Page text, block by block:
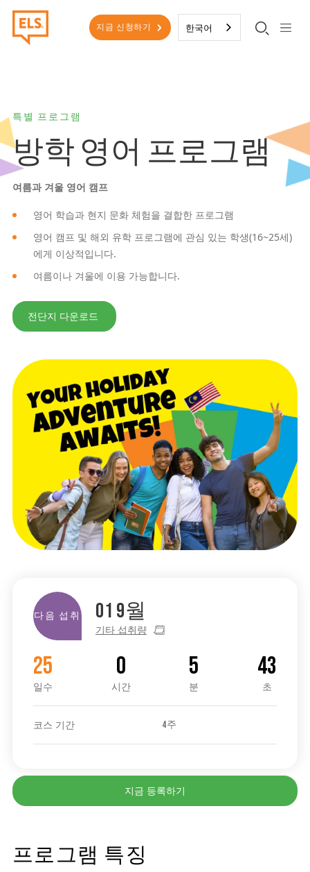
주요 콘텐츠로 건너뛰기
보조 메뉴
지금 신청하기 한국어
특별 프로그램
방학 영어 프로그램
여름과 겨울 영어 캠프
영어 학습과 현지 문화 체험을 결합한 프로그램
영어 캠프 및 해외 유학 프로그램에 관심 있는 학생(16~25세)
에게 이상적입니다.
여름이나 겨울에 이용 가능합니다.
전단지 다운로드
다음 섭취 01 9월
기타 섭취량
25
일수
0
시간
5
분
43
초
코스 기간 4주
지금 등록하기
프로그램 특징